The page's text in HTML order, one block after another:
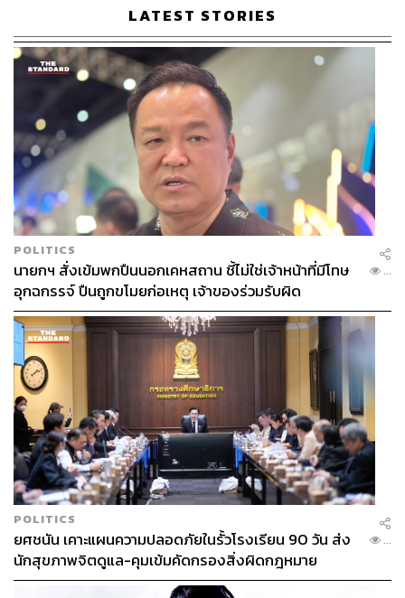
LATEST STORIES
POLITICS
นายกฯ สั่งเข้มพกปืนนอกเคหสถาน ชี้ไม่ใช่เจ้าหน้าที่มีโทษ
อุกฉกรรจ์ ปืนถูกขโมยก่อเหตุ เจ้าของร่วมรับผิด
...
POLITICS
ยศชนัน เคาะแผนความปลอดภัยในรั้วโรงเรียน 90 วัน ส่ง
นักสุขภาพจิตดูแล-คุมเข้มคัดกรองสิ่งผิดกฎหมาย
...